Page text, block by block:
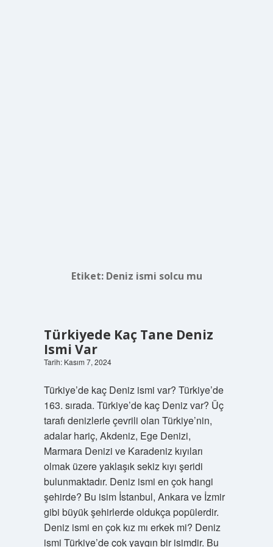
Etiket: Deniz ismi solcu mu
Türkiyede Kaç Tane Deniz
Ismi Var
Tarih: Kasım 7, 2024
Türkiye’de kaç Deniz ismi var? Türkiye’de
163. sırada. Türkiye’de kaç Deniz var? Üç
tarafı denizlerle çevrili olan Türkiye’nin,
adalar hariç, Akdeniz, Ege Denizi,
Marmara Denizi ve Karadeniz kıyıları
olmak üzere yaklaşık sekiz kıyı şeridi
bulunmaktadır. Deniz ismi en çok hangi
şehirde? Bu isim İstanbul, Ankara ve İzmir
gibi büyük şehirlerde oldukça popülerdir.
Deniz ismi en çok kız mı erkek mi? Deniz
ismi Türkiye’de çok yaygın bir isimdir. Bu